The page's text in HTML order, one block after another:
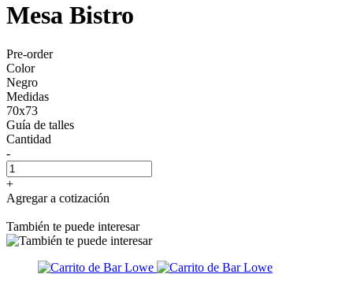
Mesa Bistro
Pre-order
Color
Negro
Medidas
70x73
Guía de talles
Cantidad
-
+
Agregar a cotización
También te puede interesar